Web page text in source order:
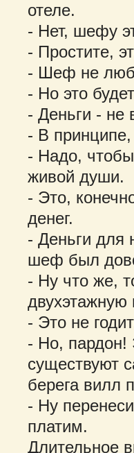
отеле.
- Нет, шефу
- Простите,
- Шеф не
- Но это
- Деньги - не
- В
- Надо,
живой души.
- Это,
денег.
- Деньги для
шеф был
- Ну что же,
двухэтажную
- Это не
- Но, пардон!
существуют
берега вилл
- Ну
платим.
Длительное